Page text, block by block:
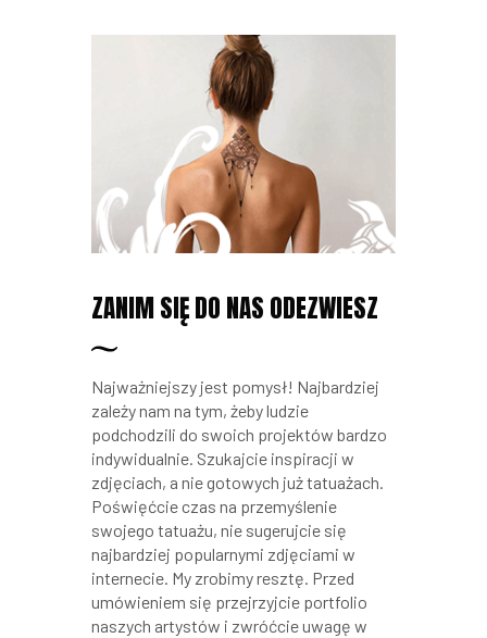
ZANIM SIĘ DO NAS ODEZWIESZ
Najważniejszy jest pomysł! Najbardziej
zależy nam na tym, żeby ludzie
podchodzili do swoich projektów bardzo
indywidualnie. Szukajcie inspiracji w
zdjęciach, a nie gotowych już tatuażach.
Poświęćcie czas na przemyślenie
swojego tatuażu, nie sugerujcie się
najbardziej popularnymi zdjęciami w
internecie. My zrobimy resztę. Przed
umówieniem się przejrzyjcie portfolio
naszych artystów i zwróćcie uwagę w